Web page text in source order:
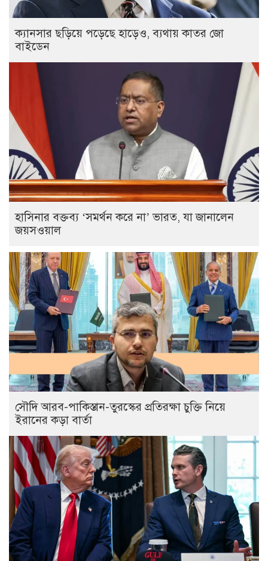
ক্যানসার ছড়িয়ে পড়েছে হাড়েও, ব্যথায় কাতর জো
বাইডেন
হাসিনার বক্তব্য ‘সমর্থন করে না’ ভারত, যা জানালেন
জয়সওয়াল
সৌদি আরব-পাকিস্তান-তুরস্কের প্রতিরক্ষা চুক্তি নিয়ে
ইরানের কড়া বার্তা